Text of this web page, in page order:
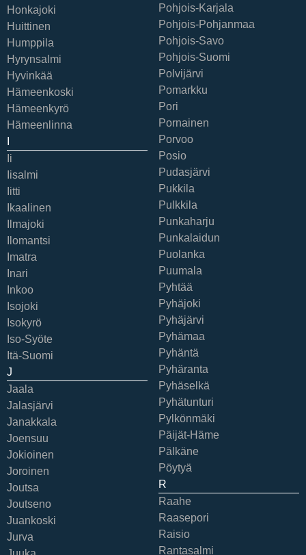
Honkajoki
Huittinen
Humppila
Hyrynsalmi
Hyvinkää
Hämeenkoski
Hämeenkyrö
Hämeenlinna
Ii
Iisalmi
Iitti
Ikaalinen
Ilmajoki
Ilomantsi
Imatra
Inari
Inkoo
Isojoki
Isokyrö
Iso-Syöte
Itä-Suomi
J
Jaala
Jalasjärvi
Janakkala
Joensuu
Jokioinen
Joroinen
Joutsa
Joutseno
Juankoski
Jurva
Pohjois-Karjala
Pohjois-Pohjanmaa
Pohjois-Savo
Pohjois-Suomi
Polvijärvi
Pomarkku
Pori
Pornainen
Porvoo
Posio
Pudasjärvi
Pukkila
Pulkkila
Punkaharju
Punkalaidun
Puolanka
Puumala
Pyhtää
Pyhäjoki
Pyhäjärvi
Pyhämaa
Pyhäntä
Pyhäranta
Pyhäselkä
Pyhätunturi
Pylkönmäki
Päijät-Häme
Pälkäne
Pöytyä
R
Raahe
Raasepori
Raisio
Rantasalmi